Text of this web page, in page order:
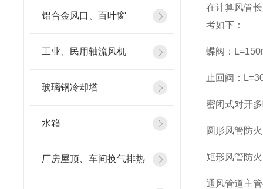
铝合金风口、百叶窗
工业、民用轴流风机
玻璃钢冷却塔
水箱
厂房屋顶、车间换气排热
在计算风管
考如下：
蝶阀：
止回阀：
密闭式对开
圆形风管防
矩形风管防
通风管道主